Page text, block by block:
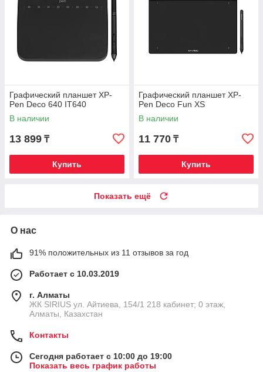
Графический планшет XP-
Pen Deco 640 IT640
В наличии
13 899 ₸
Купить
Графический планшет XP-
Pen Deco Fun XS
В наличии
11 770 ₸
Купить
Показать ещё
О нас
91% положительных из 11 отзывов за год
Работает с 10.03.2019
г. Алматы
​ЖК SIRIUS​ ул. Айтиева, 154/1​ 218 кабинет; 0 этаж,
Алматы, Казахстан
Контакты
Сегодня работает с 10:00 до 19:00
Показать весь график работы